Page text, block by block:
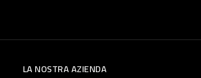
LA NOSTRA AZIENDA